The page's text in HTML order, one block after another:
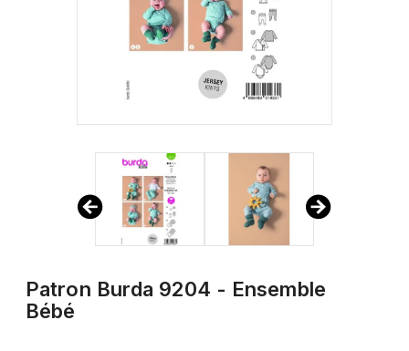
Patron Burda 9204 - Ensemble
Bébé